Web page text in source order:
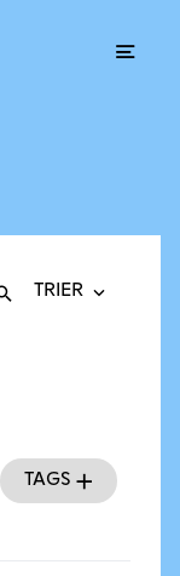
Valider
Tags